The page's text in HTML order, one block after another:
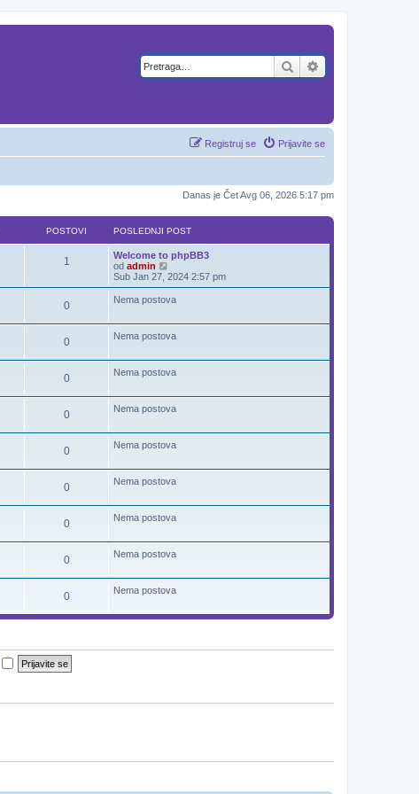
Pretraga
Prijavite se
Registruj se
Danas je Čet Avg 06, 2026 5:17 pm
POSTOVI POSLEDNJI POST
1
Welcome to phpBB3
od admin
o
g
l
a
j
o
s
n
i
p
s
t
Sub Jan 27, 2024 2:57 pm
0 Nema postova
0 Nema postova
0 Nema postova
0 Nema postova
0 Nema postova
0 Nema postova
0 Nema postova
0 Nema postova
0 Nema postova